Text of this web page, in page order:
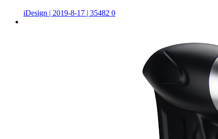
iDesign | 2019-8-17 | 35482 0